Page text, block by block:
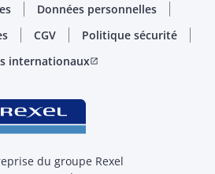
Données personnelles
CGV
Politique sécurité
internationauxopen_in_new
du groupe Rexel